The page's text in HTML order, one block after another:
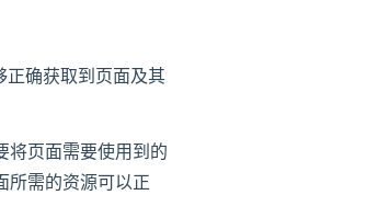
正确获取到页面及其
将页面需要使用到的
所需的资源可以正